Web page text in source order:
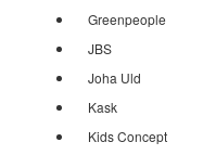
Greenpeople
JBS
Joha Uld
Kask
Kids Concept